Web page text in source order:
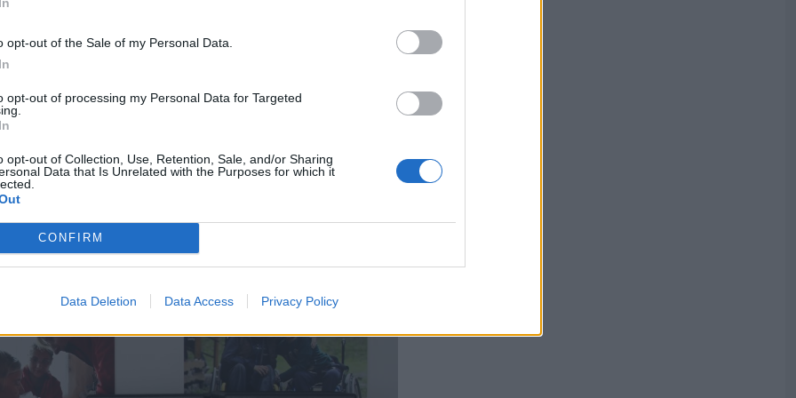
opt-out of the Sale of my Personal Data.
opt-out of processing my Personal Data for Targeted
opt-out of Collection, Use, Retention, Sale, and/or Sharing
Data that Is Unrelated with the Purposes for which it
CONFIRM
Data Deletion Data Access Privacy Policy
településén pedig 325